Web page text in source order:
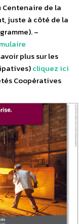
Centenaire de la
juste à côté de la
–
plus sur les
cliquez ici
Coopératives